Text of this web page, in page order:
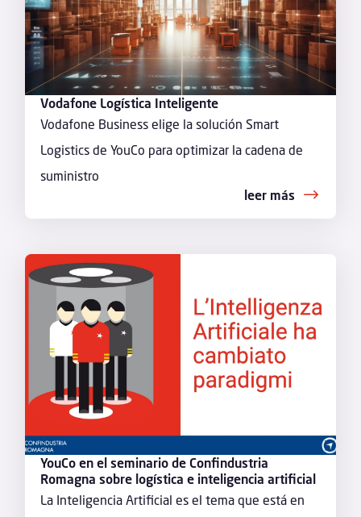
Vodafone Logística Inteligente
Vodafone Business elige la solución Smart
Logistics de YouCo para optimizar la cadena de
suministro
leer más
YouCo en el seminario de Confindustria
Romagna sobre logística e inteligencia artificial
La Inteligencia Artificial es el tema que está en